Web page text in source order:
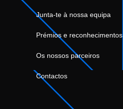
Junta-te à nossa equipa
Prémios e reconhecimentos
Os nossos parceiros
Contactos